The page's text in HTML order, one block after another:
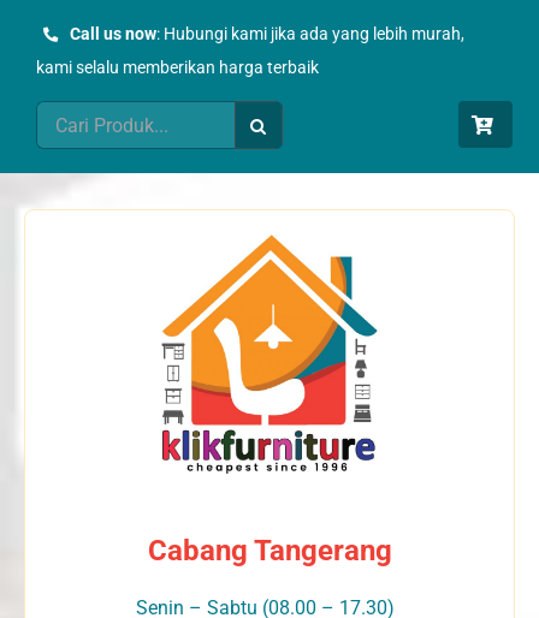
Call us now: Hubungi kami jika ada yang lebih murah,
kami selalu memberikan harga terbaik
Search
for:
Cabang Tangerang
Senin – Sabtu (08.00 – 17.30)